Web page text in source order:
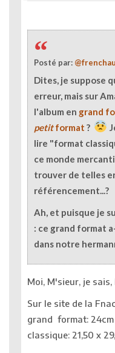
Posté par:
Dites, je suppose
erreur, mais sur
l'album en grand
petitformat ?
lire "format
ce monde
trouver de telles
référencement...?
Ah, et puisque je
: ce grand format
dans notre
Moi, M'sieur, je sais,
Sur le site de la
grand format:
classique: 21,50 x